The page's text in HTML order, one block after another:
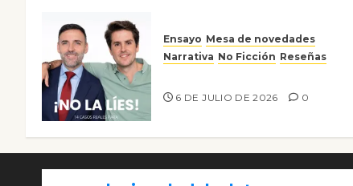
Ensayo Mesa de novedades
Narrativa No Ficción Reseñas
6 DE JULIO DE 2026 0